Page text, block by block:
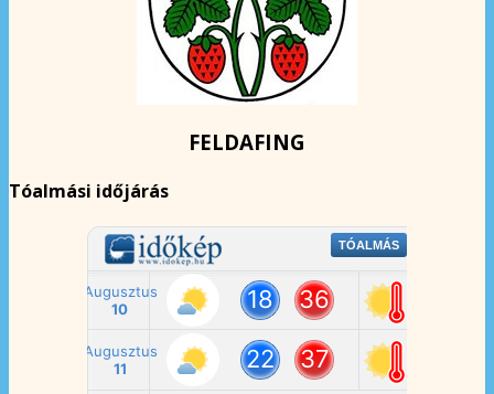
FELDAFING
Tóalmási időjárás